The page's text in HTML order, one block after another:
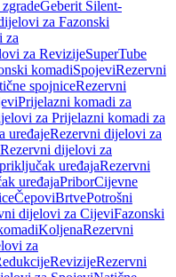
Geberit Silent-
za Fazonski
za
za RevizijeSuperTube
komadiSpojeviRezervni
spojniceRezervni
Prijelazni komadi za
za Prijelazni komadi za
uređajeRezervni dijelovi za
Rezervni dijelovi za
uređajaRezervni
uređajaPriborCijevne
ČepoviBrtvePotrošni
dijelovi za CijeviFazonski
KoljenaRezervni
za
RevizijeRezervni